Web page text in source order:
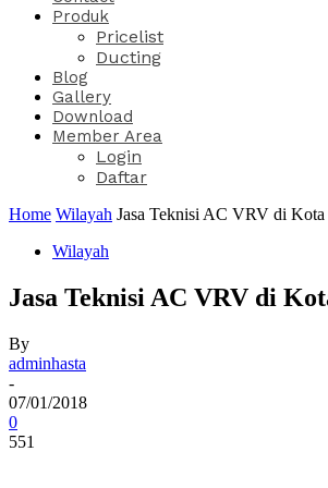
Produk
Pricelist
Ducting
Blog
Gallery
Download
Member Area
Login
Daftar
Home Wilayah Jasa Teknisi AC VRV di Kota
Wilayah
Jasa Teknisi AC VRV di
By
adminhasta
-
07/01/2018
0
551